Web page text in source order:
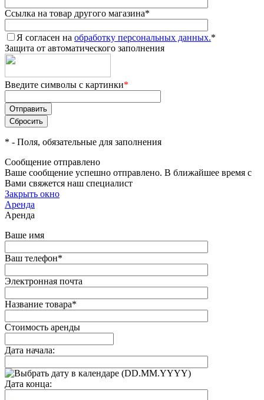
Ссылка на товар другого магазина*
Я согласен на обработку персональных данных.*
Защита от автоматического заполнения
Введите символы с картинки*
* - Поля, обязательные для заполнения
Сообщение отправлено
Ваше сообщение успешно отправлено. В ближайшее время с
Вами свяжется наш специалист
Закрыть окно
Аренда
Аренда
Ваше имя
Ваш телефон*
Электронная почта
Название товара*
Стоимость аренды
Дата начала:
(DD.MM.YYYY)
Дата конца: